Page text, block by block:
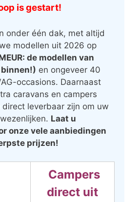
is gestart!
onder één dak, met altijd
modellen uit 2026 op
de modellen van
en ongeveer 40
occasions. Daarnaast
caravans en campers
leverbaar zijn om uw
Laat u
onze vele aanbiedingen
prijzen!
Campers
direct uit